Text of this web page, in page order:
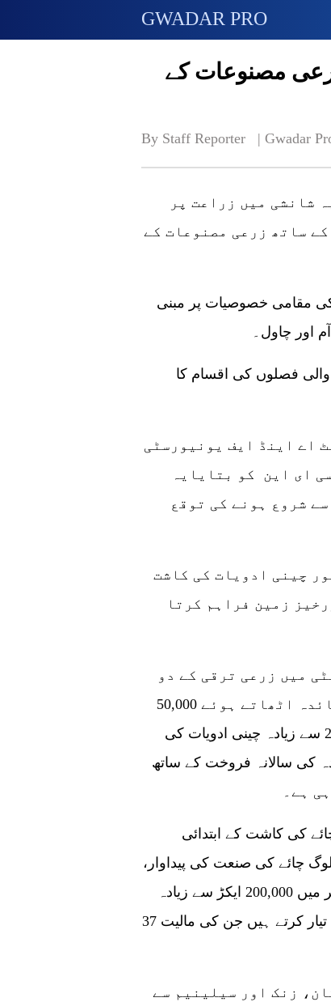
GWADAR PRO
مصنوعات کے
By Staff Reporter   | Gwadar
شانشی میں زراعت پر
ساتھ زرعی مصنوعات کے
اور چاول۔
والی فصلوں کی اقسام کا
اے اینڈ ایف یونیورسٹی
ای این کو بتایایہ
شروع ہونے کی توقع
چینی ادویات کی کاشت
زمین فراہم کرتا
میں زرعی ترقی کے دو
ستون ہیں۔ کاؤنٹی نے اپنے زرعی وسائل کا فائدہ اٹھاتے ہوئے 50,000
سے زیادہ لوگوں کو غربت سے نکالا ہے۔ کاؤنٹی میں 20 سے زیادہ چینی ادویات کی
ملین یوآن سے زیادہ کی سالانہ فروخت کے ساتھ
کی کاشت کے ابتدائی
چائے کی صنعت کی پیداوار،
آپریشن اور خدمات میں مصروف ہیں۔ اس وقت شہر میں 200,000 ایکڑ سے زیادہ
چائے کے باغات ہیں، جو سالانہ 64,000 ٹن چائے کی پتی تیار کرتے ہیں جن کی مالیت 37
زنک اور سیلینیم سے